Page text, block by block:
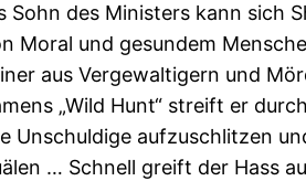
Sohn des Ministers kann sich
Moral und gesundem
aus Vergewaltigern und
„Wild Hunt“ streift er
Unschuldige aufzuschlitzen
… Schnell greift der Hass